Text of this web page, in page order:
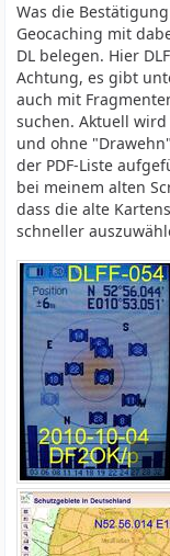
Was die
Geocaching mit
DL belegen. Hier
Achtung, es gibt
auch mit
suchen. Aktuell
und ohne
der PDF-Liste
bei meinem alten
dass die alte
schneller